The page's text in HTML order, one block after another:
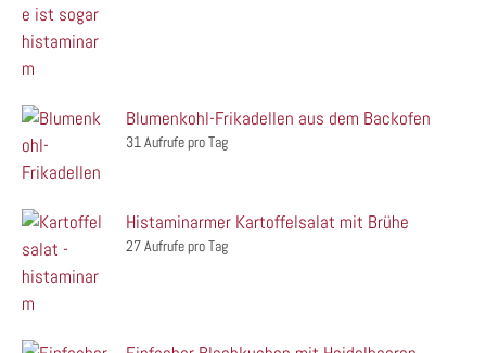
Blumenkohl-Frikadellen aus dem Backofen
31 Aufrufe pro Tag
Histaminarmer Kartoffelsalat mit Brühe
27 Aufrufe pro Tag